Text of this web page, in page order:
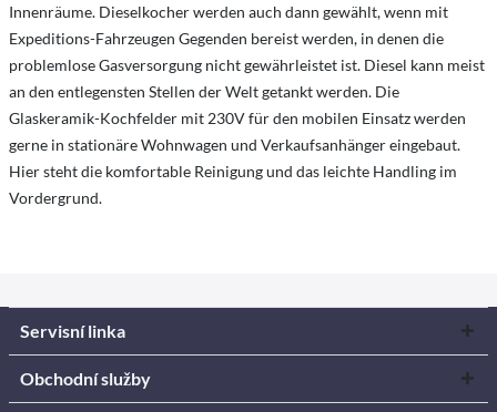
Innenräume. Dieselkocher werden auch dann gewählt, wenn mit
Expeditions-Fahrzeugen Gegenden bereist werden, in denen die
problemlose Gasversorgung nicht gewährleistet ist. Diesel kann meist
an den entlegensten Stellen der Welt getankt werden. Die
Glaskeramik-Kochfelder mit 230V für den mobilen Einsatz werden
gerne in stationäre Wohnwagen und Verkaufsanhänger eingebaut.
Hier steht die komfortable Reinigung und das leichte Handling im
Vordergrund.
Servisní linka
Obchodní služby